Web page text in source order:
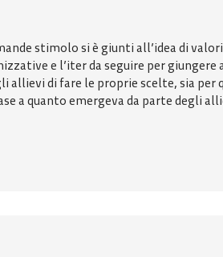
stimolo si è giunti all’idea di
e l’iter da seguire per
di fare le proprie scelte, sia per
a quanto emergeva da parte degli